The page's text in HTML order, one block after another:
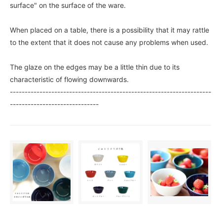
surface" on the surface of the ware.
When placed on a table, there is a possibility that it may rattle
to the extent that it does not cause any problems when used.
The glaze on the edges may be a little thin due to its
characteristic of flowing downwards.
--------------------------------------------------------------------
------------------------------